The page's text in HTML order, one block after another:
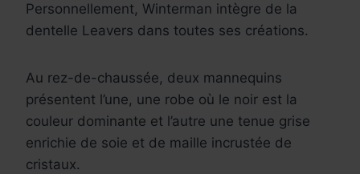
Personnellement, Winterman intègre de la
dentelle Leavers dans toutes ses créations.
Au rez-de-chaussée, deux mannequins
présentent l’une, une robe où le noir est la
couleur dominante et l’autre une tenue grise
enrichie de soie et de maille incrustée de
cristaux.